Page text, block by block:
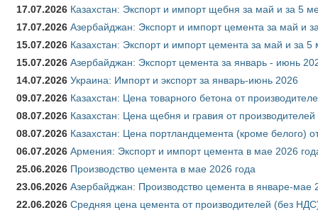
17.07.2026 Казахстан: Экспорт и импорт щебня за май и за 5
17.07.2026 Азербайджан: Экспорт и импорт цемента за май и
15.07.2026 Казахстан: Экспорт и импорт цемента за май и за
15.07.2026 Азербайджан: Экспорт цемента за январь - июнь
14.07.2026 Украина: Импорт и экспорт за январь-июнь 2026
09.07.2026 Казахстан: Цена товарного бетона от
08.07.2026 Казахстан: Цена щебня и гравия от
08.07.2026 Казахстан: Цена портландцемента (кроме белого)
06.07.2026 Армения: Экспорт и импорт цемента в мае 2026
25.06.2026 Производство цемента в мае 2026 года
23.06.2026 Азербайджан: Производство цемента в январе-мае
22.06.2026 Средняя цена цемента от производителей (без